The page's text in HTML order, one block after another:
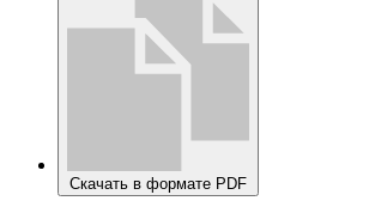
Скачать в формате PDF